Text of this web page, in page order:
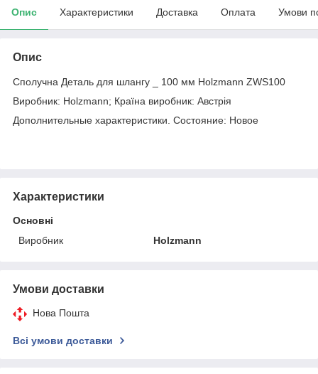
Опис Характеристики Доставка Оплата Умови
Опис
Сполучна Деталь для шлангу _ 100 мм Holzmann ZWS100
Виробник: Holzmann; Країна виробник: Австрія
Дополнительные характеристики. Состояние: Новое
Характеристики
Основні
Виробник
Holzmann
Умови доставки
Нова Пошта
Всі умови доставки